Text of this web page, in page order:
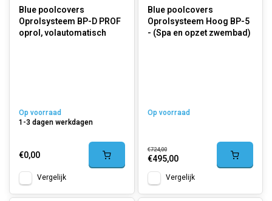
Blue poolcovers
Oprolsysteem BP-D PROF
oprol, volautomatisch
Op voorraad
1-3 dagen werkdagen
€0,00
Vergelijk
Blue poolcovers
Oprolsysteem Hoog BP-5
- (Spa en opzet zwembad)
Op voorraad
€724,00
€495,00
Vergelijk